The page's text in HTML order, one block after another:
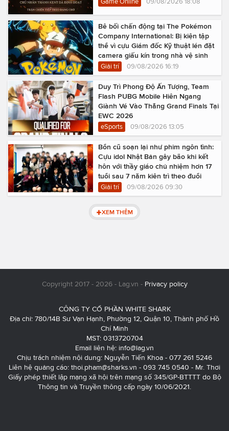
Bê bối chấn động tại The Pokémon
Company International: Bị kiện tập
thể vì cựu Giám đốc Kỹ thuật lén đặt
camera giấu kín trong nhà vệ sinh
Giải trí 09/08/2026 16:19
Duy Trì Phong Độ Ấn Tượng, Team
Flash PUBG Mobile Hiên Ngang
Giành Vé Vào Thẳng Grand Finals Tại
EWC 2026
eSports 09/08/2026 13:05
Bổn cũ soạn lại như phim ngôn tình:
Cựu idol Nhật Bản gây bão khi kết
hôn với thầy giáo chủ nhiệm hơn 17
tuổi sau 7 năm kiên trì theo đuổi
Giải trí 09/08/2026 09:30
XEM THÊM
Copyright 2017 - 2026 - Lag.vn - Privacy policy
CÔNG TY CỔ PHẦN WHITE SHARK
Địa chỉ: 780/14B Sư Vạn Hạnh, Phường 12, Quận 10, Thành phố Hồ
Chí Minh
MST: 0313720704
Email liên hệ: info@lag.vn
Chịu trách nhiệm nội dung: Nguyễn Tiến Khoa - 077 261 5246
Liên hệ quảng cáo: thoi.pham@sharks.vn - 093 745 0540 - Mr. Thơi
Giấy phép thiết lập mạng xã hội trên mạng số 345/GP-BTTTT do Bộ
Thông tin và Truyền thông cấp ngày 10/06/2021.